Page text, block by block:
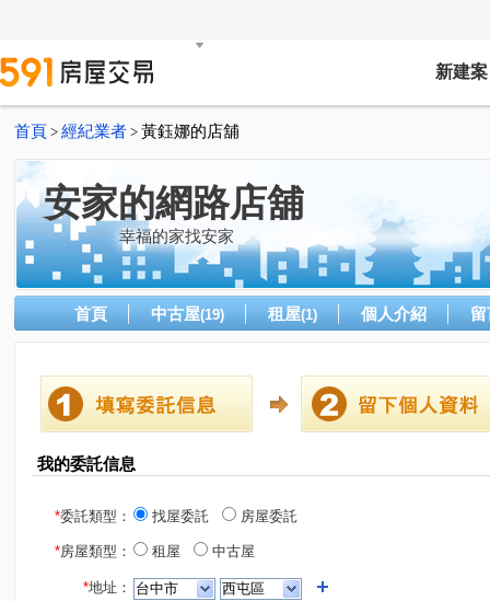
新建案
首頁 > 經紀業者 > 黃鈺娜的店舖
安家的網路店舖
幸福的家找安家
首頁 中古屋(19) 租屋(1) 個人介紹
我的委託信息
*委託類型： 找屋委託 房屋委託
*房屋類型： 租屋 中古屋
*地址：